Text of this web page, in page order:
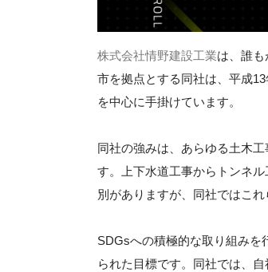
株式会社情野建設工業は、誰
市を拠点とする同社は、平成
を中心に手掛けています。
同社の強みは、あらゆる土木
す。上下水道工事からトンネ
別がありますが、同社ではこ
SDGsへの積極的な取り組みを
られた目標です。同社では、